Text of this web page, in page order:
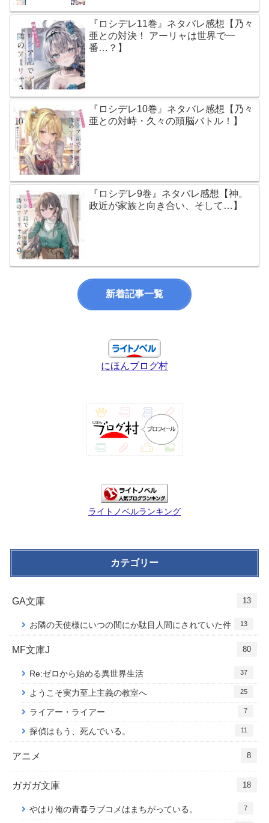
『ロシデレ11巻』ネタバレ感想【乃々
亜との対決！ アーリャは世界で一
番…？】
『ロシデレ10巻』ネタバレ感想【乃々
亜との対峙・久々の頭脳バトル！】
『ロシデレ9巻』ネタバレ感想【神。
政近が家族と向き合い、そして…】
新着記事一覧
にほんブログ村
ライトノベルランキング
カテゴリー
GA文庫 13
お隣の天使様にいつの間にか駄目人間にされていた件 13
MF文庫J 80
Re:ゼロから始める異世界生活 37
ようこそ実力至上主義の教室へ 25
ライアー・ライアー 7
探偵はもう、死んでいる。 11
アニメ 8
ガガガ文庫 18
やはり俺の青春ラブコメはまちがっている。 7